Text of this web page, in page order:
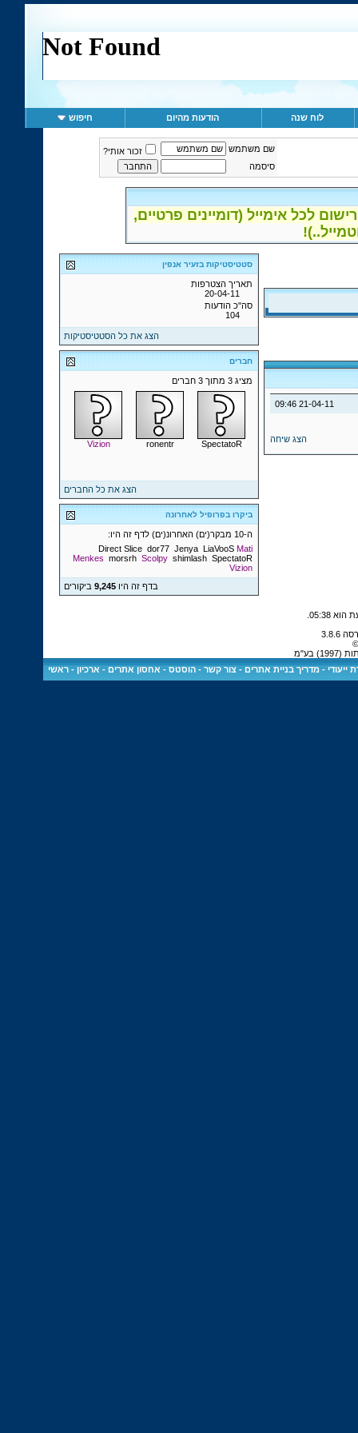
לוח שנה הודעות מהיום חיפוש
שם משתמש
זכור אותי?
סיסמה
לכל אימייל (דומיינים פרטיים,
21-04-11
09:46
הצג שיחה
סטטיסטיקות בזעיר אנפין
תאריך הצטרפות
20-04-11
סה"כ הודעות
104
הצג את כל הסטטיסטיקות
חברים
מציג 3 מתוך 3 חברים
SpectatoR
ronentr
Vizion
הצג את כל החברים
ביקרו בפרופיל לאחרונה
ה-10 מבקר(ים) האחרונ(ים) לדף זה היו:
Direct Slice dor77 Jenya LiaVooS Mati
Menkes morsrh Scolpy shimlash SpectatoR
Vizion
בדף זה היו9,245 ביקורים
05:38
בע"מ
ייעודי -מדריך בניית אתרים -צור קשר -הוסטס - אחסון אתרים - ארכיון -ראשי